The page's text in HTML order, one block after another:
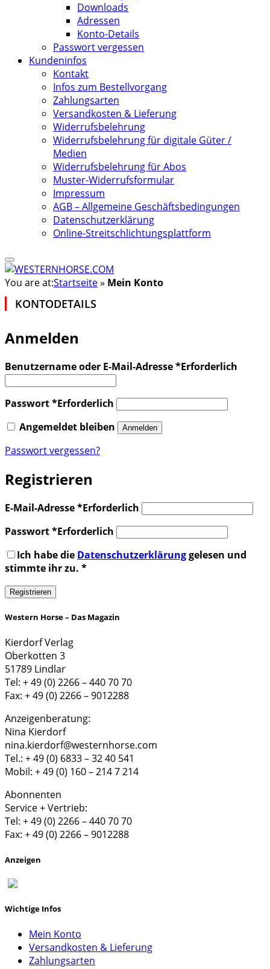
Downloads
Adressen
Konto-Details
Passwort vergessen
Kundeninfos
Kontakt
Infos zum Bestellvorgang
Zahlungsarten
Versandkosten & Lieferung
Widerrufsbelehrung
Widerrufsbelehrung für digitale Güter /
Medien
Widerrufsbelehrung für Abos
Muster-Widerrufsformular
Impressum
AGB – Allgemeine Geschäftsbedingungen
Datenschutzerklärung
Online-Streitschlichtungsplattform
You are at:Startseite» Mein Konto
KONTODETAILS
Anmelden
Benutzername oder E-Mail-Adresse*Erforderlich
Passwort*Erforderlich
Angemeldet bleiben
Anmelden
Passwort vergessen?
Registrieren
E-Mail-Adresse*Erforderlich
Passwort*Erforderlich
Ich habe die Datenschutzerklärunggelesen und
stimmte ihr zu. *
Registrieren
Western Horse – Das Magazin
Kierdorf Verlag
Oberkotten 3
51789 Lindlar
Tel: + 49 (0) 2266 – 440 70 70
Fax: + 49 (0) 2266 – 9012288
Anzeigenberatung:
Nina Kierdorf
nina.kierdorf@westernhorse.com
Tel.: + 49 (0) 6833 – 32 40 541
Mobil: + 49 (0) 160 – 214 7 214
Abonnenten
Service + Vertrieb:
Tel: + 49 (0) 2266 – 440 70 70
Fax: + 49 (0) 2266 – 9012288
Anzeigen
Wichtige Infos
Mein Konto
Versandkosten & Lieferung
Zahlungsarten